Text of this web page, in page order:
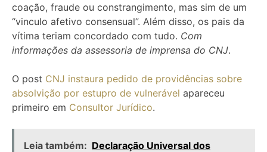
coação, fraude ou constrangimento, mas sim de um
“vinculo afetivo consensual”. Além disso, os pais da
vítima teriam concordado com tudo. Com
informações da assessoria de imprensa do CNJ.
O post CNJ instaura pedido de providências sobre
absolvição por estupro de vulnerável apareceu
primeiro em Consultor Jurídico.
Leia também: Declaração Universal dos